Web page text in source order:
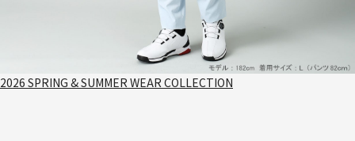
2026 SPRING & SUMMER WEAR COLLECTION